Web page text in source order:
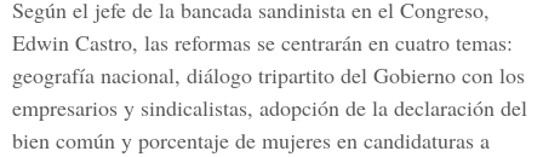
Según el jefe de la bancada sandinista en el Congreso,
Edwin Castro, las reformas se centrarán en cuatro temas:
geografía nacional, diálogo tripartito del Gobierno con los
empresarios y sindicalistas, adopción de la declaración del
bien común y porcentaje de mujeres en candidaturas a